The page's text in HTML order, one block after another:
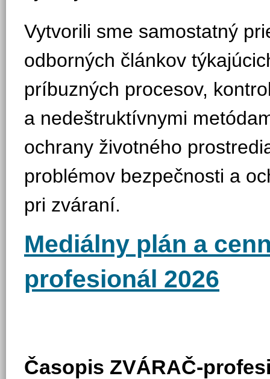
Vytvorili sme samostatný
odborných článkov
príbuzných procesov,
a nedeštruktívnymi
ochrany životného
problémov bezpečnosti a
pri zváraní.
Mediálny plán a
profesionál 2026
Časopis ZVÁRAČ-